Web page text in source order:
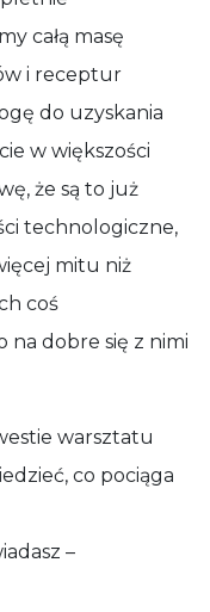
całą masę
i receptur
do uzyskania
w większości
że są to już
technologiczne,
mitu niż
coś
na dobre się z nimi
warsztatu
co pociąga
–